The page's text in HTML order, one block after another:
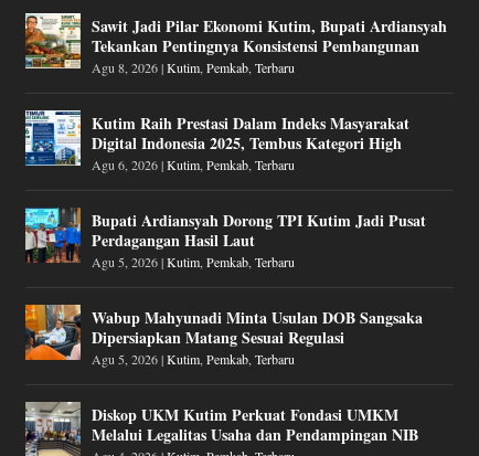
Sawit Jadi Pilar Ekonomi Kutim, Bupati Ardiansyah
Tekankan Pentingnya Konsistensi Pembangunan
Agu 8, 2026|Kutim,Pemkab,Terbaru
Kutim Raih Prestasi Dalam Indeks Masyarakat
Digital Indonesia 2025, Tembus Kategori High
Agu 6, 2026|Kutim,Pemkab,Terbaru
Bupati Ardiansyah Dorong TPI Kutim Jadi Pusat
Perdagangan Hasil Laut
Agu 5, 2026|Kutim,Pemkab,Terbaru
Wabup Mahyunadi Minta Usulan DOB Sangsaka
Dipersiapkan Matang Sesuai Regulasi
Agu 5, 2026|Kutim,Pemkab,Terbaru
Diskop UKM Kutim Perkuat Fondasi UMKM
Melalui Legalitas Usaha dan Pendampingan NIB